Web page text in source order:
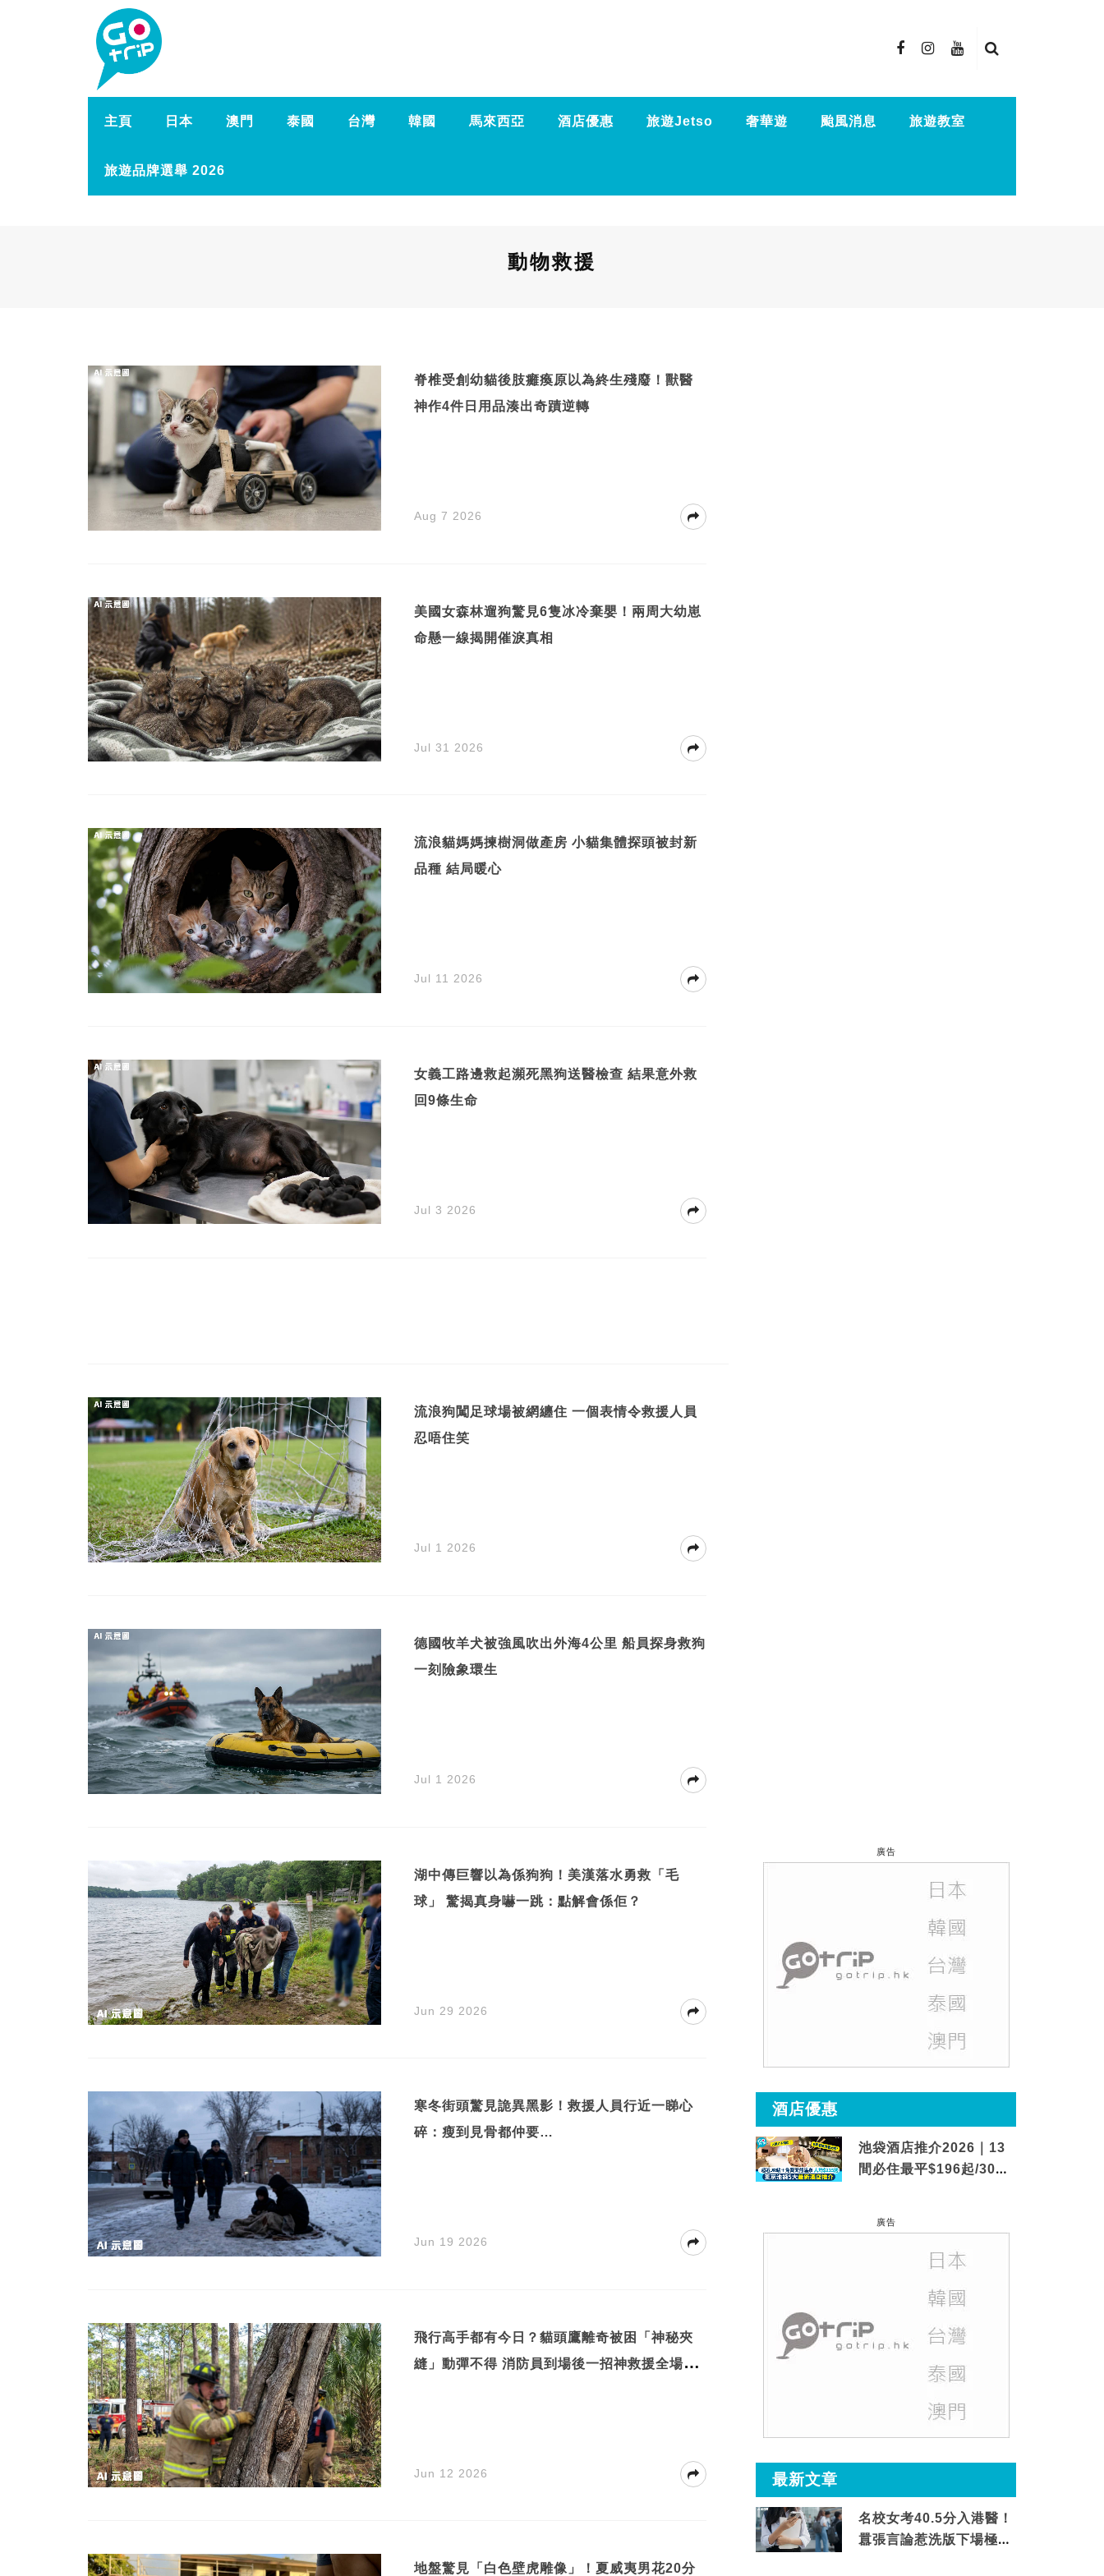
主頁 日本 澳門 泰國 台灣 韓國 馬來西亞 酒店優惠 旅遊Jetso 奢華遊 颱風消息 旅遊教室
旅遊品牌選舉 2026
動物救援
脊椎受創幼貓後肢癱瘓原以為終生殘廢！獸醫
神作4件日用品湊出奇蹟逆轉
Aug 7 2026
美國女森林遛狗驚見6隻冰冷棄嬰！兩周大幼崽
命懸一線揭開催淚真相
Jul 31 2026
流浪貓媽媽揀樹洞做產房 小貓集體探頭被封新
品種 結局暖心
Jul 11 2026
女義工路邊救起瀕死黑狗送醫檢查 結果意外救
回9條生命
Jul 3 2026
流浪狗闖足球場被網纏住 一個表情令救援人員
忍唔住笑
Jul 1 2026
德國牧羊犬被強風吹出外海4公里 船員探身救狗
一刻險象環生
Jul 1 2026
湖中傳巨響以為係狗狗！美漢落水勇救「毛
球」 驚揭真身嚇一跳：點解會係佢？
Jun 29 2026
寒冬街頭驚見詭異黑影！救援人員行近一睇心
碎：瘦到見骨都仲要…
Jun 19 2026
飛行高手都有今日？貓頭鷹離奇被困「神秘夾
縫」動彈不得 消防員到場後一招神救援全場喝
Jun 12 2026
地盤驚見「白色壁虎雕像」！夏威夷男花20分
廣告
酒店優惠
池袋酒店推介2026｜13
間必住最平$196起/30秒
廣告
最新文章
名校女考40.5分入港醫！
囂張言論惹洗版下場極震